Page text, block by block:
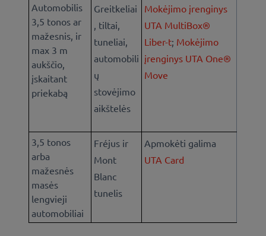
Automobilis
3,5 tonos ar
mažesnis, ir
max 3 m
aukščio,
įskaitant
priekabą
Greitkeliai
, tiltai,
tuneliai,
automobili
ų
stovėjimo
aikštelės
Mokėjimo įrenginys
UTA MultiBox®
Liber-t; Mokėjimo
įrenginys UTA One®
Move
3,5 tonos
arba
mažesnės
masės
lengvieji
automobiliai
Fréjus ir
Mont
Blanc
tunelis
Apmokėti galima
UTA Card